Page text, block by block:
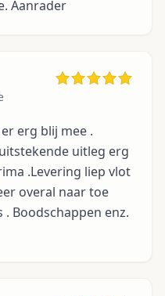
Aanrader
erg blij mee .
uitleg erg
.Levering liep vlot
overal naar toe
. Boodschappen enz.